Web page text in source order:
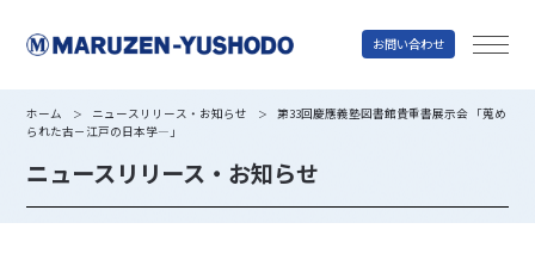
丸善雄松堂
お問い合わせ
ホーム ＞ ニュースリリース・お知らせ ＞
第33回慶應義塾図書館貴重書展示会 「蒐め
られた古－江戸の日本学―」
ニュースリリース・お知らせ